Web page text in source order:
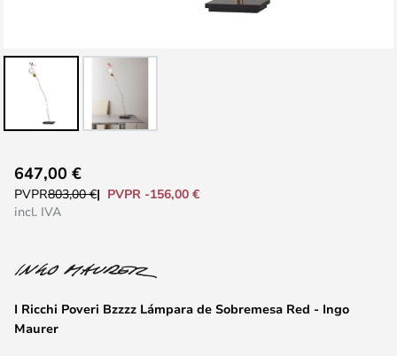
comienzo
galería
imágenes
I Ricchi Poveri Bzzzz Lámpara de Sobremesa Red - Ingo
Maurer
647,00 €
PVPR803,00 €
PVPR -156,00 €
incl. IVA